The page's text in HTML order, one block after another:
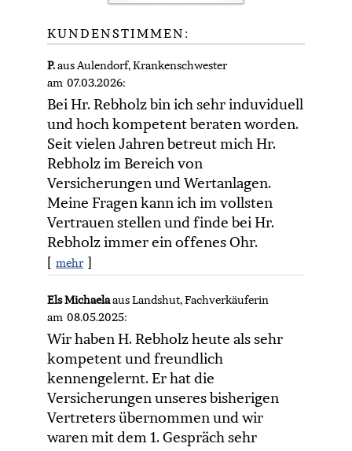
KUNDENSTIMMEN:
P.aus Aulendorf, Krankenschwester
am 07.03.2026:
Bei Hr. Rebholz bin ich sehr induviduell
und hoch kompetent beraten worden.
Seit vielen Jahren betreut mich Hr.
Rebholz im Bereich von
Versicherungen und Wertanlagen.
Meine Fragen kann ich im vollsten
Vertrauen stellen und finde bei Hr.
Rebholz immer ein offenes Ohr.
[ mehr ]
Els Michaelaaus Landshut, Fachverkäuferin
am 08.05.2025:
Wir haben H. Rebholz heute als sehr
kompetent und freundlich
kennengelernt. Er hat die
Versicherungen unseres bisherigen
Vertreters übernommen und wir
waren mit dem 1. Gespräch sehr